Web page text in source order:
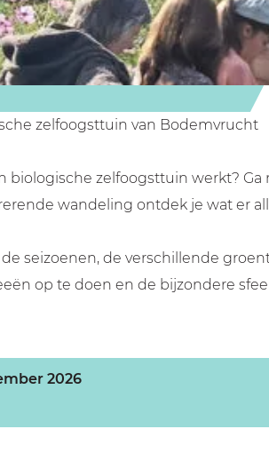
zelfoogsttuin van Bodemvrucht
biologische zelfoogsttuin werkt?
wandeling ontdek je wat er
seizoenen, de verschillende
op te doen en de bijzondere
2026